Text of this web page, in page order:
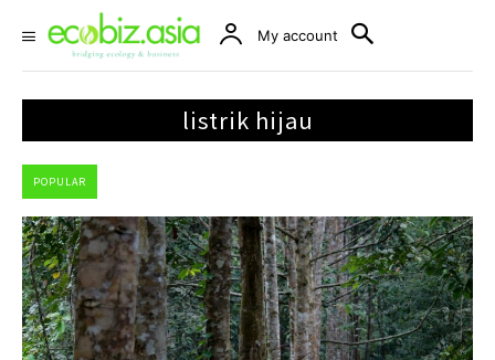
My account
listrik hijau
POPULAR